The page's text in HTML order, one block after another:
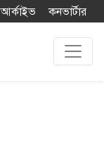
আর্কাইভ কনভার্টার